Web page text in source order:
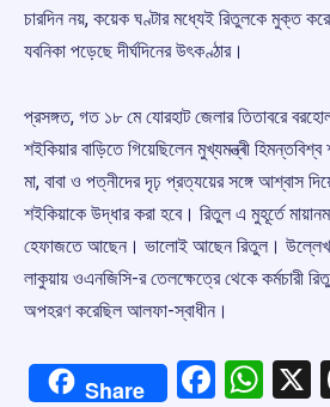
চারদিন নয়, কয়েক ঘণ্টার মধ্যেই রিতুলকে মুক্ত
যবনিকা পড়েছে দীর্ঘদিনের উৎকণ্ঠার।
প্রসঙ্গত, গত ১৮ মে যোরহাট জেলার তিতাবরে
শইকিয়ার বাড়িতে গিয়েছিলেন মুখ্যমন্ত্ৰী হিমন্তবিশ্ব
মা, বাবা ও পত্নীদের দৃঢ় প্রত্যয়ের সঙ্গে আশ্বাস
শইকিয়াকে উদ্ধার করা হবে। রিতুল এ মুহূর্তে
হেফাজতে আছেন। ভালোই আছেন রিতুল।
লাকুয়ায় ওএনজিসি-র তেলক্ষেত্রে থেকে কর্মচারী
অপহরণ করেছিল আলফা-স্বাধীন।
Share